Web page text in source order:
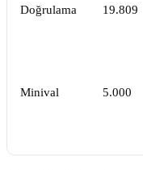
Doğrulama 19.809
Minival 5.000